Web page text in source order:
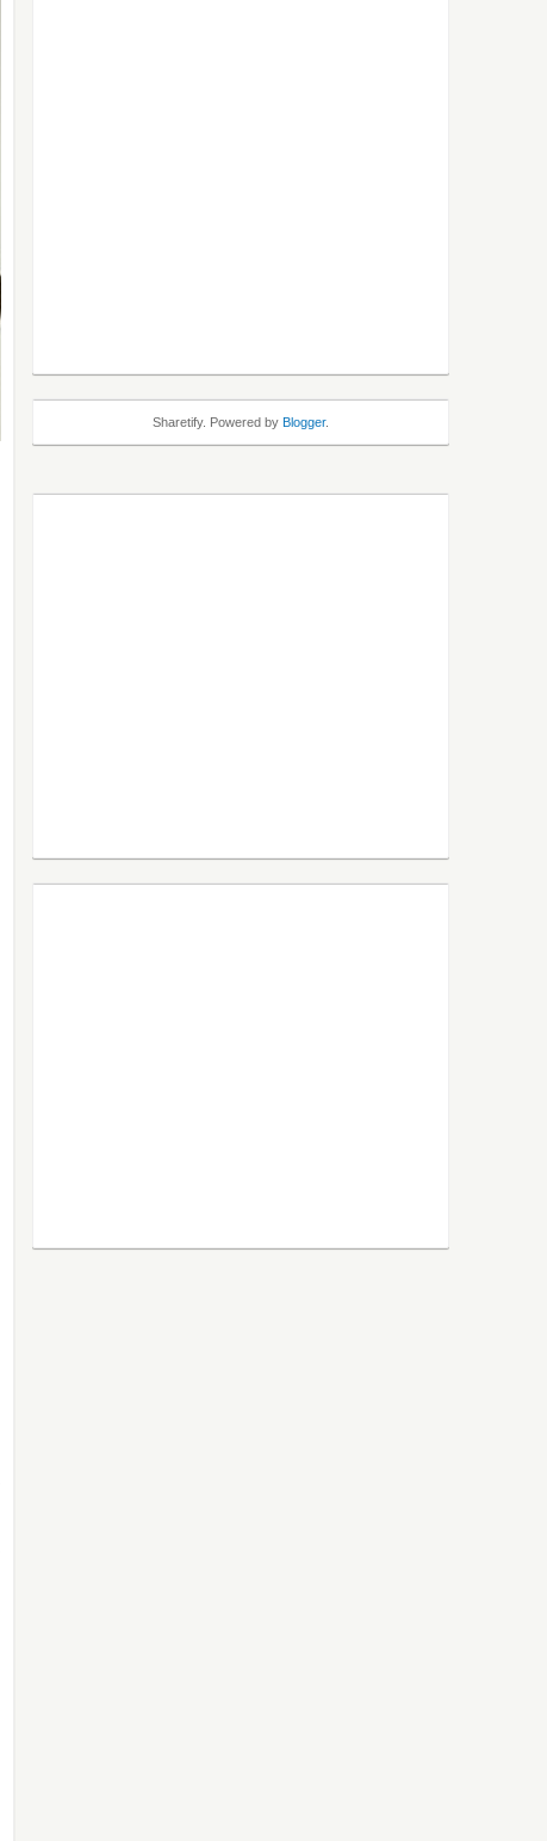
Sharetify. Powered by Blogger.